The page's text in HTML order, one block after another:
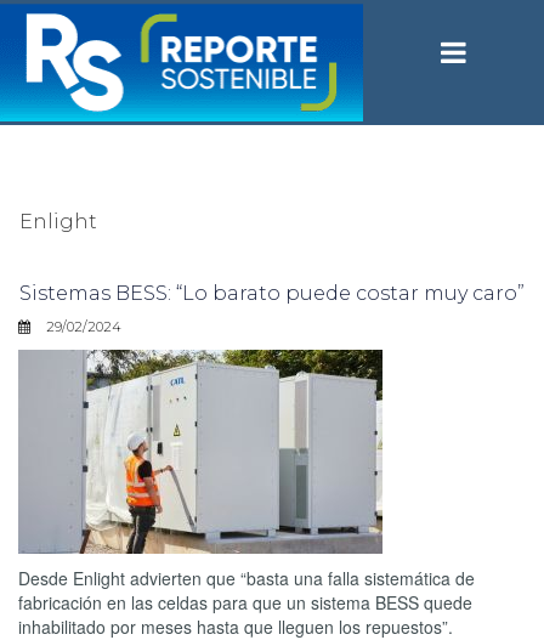
Enlight
Sistemas BESS: “Lo barato puede costar muy caro”
29/02/2024
Desde Enlight advierten que “basta una falla sistemática de
fabricación en las celdas para que un sistema BESS quede
inhabilitado por meses hasta que lleguen los repuestos”.